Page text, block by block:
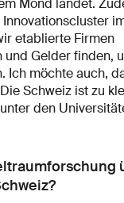
etablierte Firmen
Gelder finden,
Ich möchte auch,
Schweiz ist zu
den